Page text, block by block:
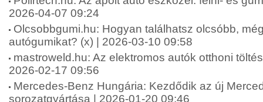
2026-04-07 09:24
Olcsobbgumi.hu: Hogyan találhatsz olcsóbb,
autógumikat? (x) | 2026-03-10 09:58
mastroweld.hu: Az elektromos autók otthoni
2026-02-17 09:56
Mercedes-Benz Hungária: Kezdődik az új
sorozatgyártása | 2026-01-20 09:46